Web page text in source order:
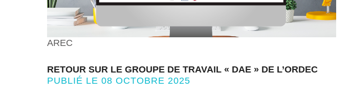
AREC
RETOUR SUR LE GROUPE DE TRAVAIL « DAE » DE L’ORDEC
PUBLIÉ LE 08 OCTOBRE 2025